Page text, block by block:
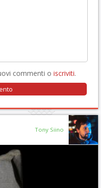
commenti o iscriviti.
Tony Siino